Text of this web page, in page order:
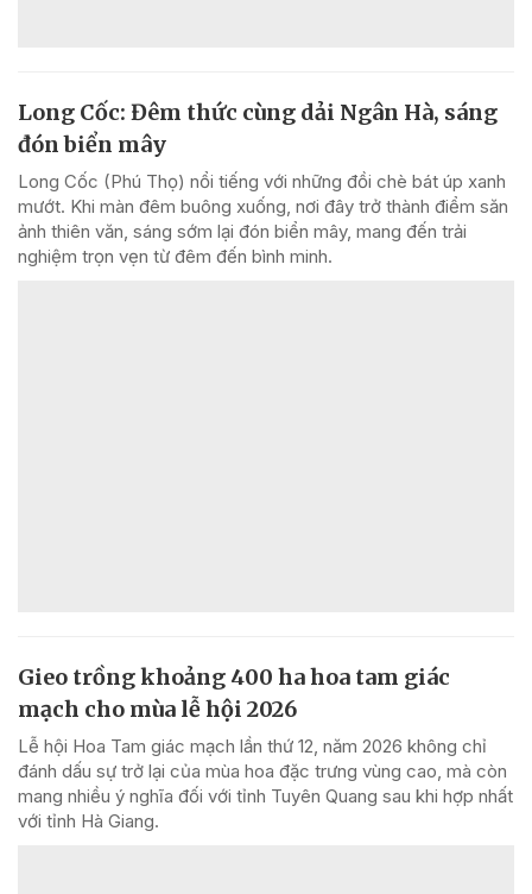
Long Cốc: Đêm thức cùng dải Ngân Hà, sáng
đón biển mây
Long Cốc (Phú Thọ) nổi tiếng với những đồi chè bát úp xanh
mướt. Khi màn đêm buông xuống, nơi đây trở thành điểm săn
ảnh thiên văn, sáng sớm lại đón biển mây, mang đến trải
nghiệm trọn vẹn từ đêm đến bình minh.
Gieo trồng khoảng 400 ha hoa tam giác
mạch cho mùa lễ hội 2026
Lễ hội Hoa Tam giác mạch lần thứ 12, năm 2026 không chỉ
đánh dấu sự trở lại của mùa hoa đặc trưng vùng cao, mà còn
mang nhiều ý nghĩa đối với tỉnh Tuyên Quang sau khi hợp nhất
với tỉnh Hà Giang.